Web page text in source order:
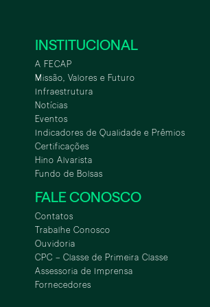
INSTITUCIONAL
A FECAP
Missão, Valores e Futuro
Infraestrutura
Notícias
Eventos
Indicadores de Qualidade e Prêmios
Certificações
Hino Alvarista
Fundo de Bolsas
FALE CONOSCO
Contatos
Trabalhe Conosco
Ouvidoria
CPC – Classe de Primeira Classe
Assessoria de Imprensa
Fornecedores